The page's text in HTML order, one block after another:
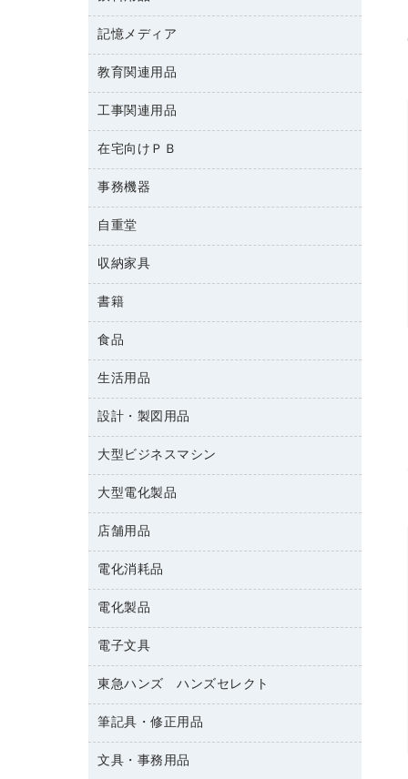
キーボード／テンキー
スマートフォン／モバイル周辺機器
セキュリティ用品
ネットワーク／ＬＡＮ機器
パソコンアクセサリー
パソコンバッグ／収納用品
マウス
マウスパッド
各種ケーブル
ファクシミリ
プロジェクタ
メモリーカード
カードケース
クリップボード
クリヤーブック（差替式）
クリヤーホルダー
コンピュータ用ファイル
ファイルボックス
フォルダー
フラットファイル
リングファイル
レターファイル
持ち出しファイル
統一伝票用ファイル
背幅が伸びるファイル
板目表紙・綴込表紙
名刺整理用品
感染症対策用品
感染症対策用品（食品・飲料・食添製
管理医療機器
使い捨て手袋
保健用品
インスタントコーヒー
お茶備品
コーヒーメーカー・備品
ソフトドリンク
ミネラルウォーター
レギュラーコーヒー
医薬部外品
紅茶・バラエティ飲料
記憶メディア
ＣＤ－Ｒ
ＣＤ－ＲＷ
ＤＶＤ
データカートリッジ
ブルーレイディスク
メディア収納用品
教育関連用品
教育関連用品
工事関連用品
安全靴（特別販売品）
屋外用品
工事関連用品
在宅向けＰＢ
その他雑品
家具関連用品
事務機器
ＯＨＰ用品
シュレッダ
タイムカード
タイムレコーダー
ラミネータ
レーザーポインター
大型シュレッダー（共配）
自重堂
作業服・オフィスウェア
収納家具
その他収納
金庫
保管庫・書庫
書籍
パソコンソフト
雑誌
辞典
地図
食品
菓子
食品
生活用品
キッチン用品
ゴミ袋
スポーツ・レジャー用品
スリッパ・サンダル・シューズ
その他雑貨
ダストボックス
ティッシュペーパー
トイレットペーパー
ハンドソープ・石鹸
ペーパータオル
設計・製図用品
設計・製図用品
大型ビジネスマシン
プリンタ
大型電化製品
テレビ・ＡＶ機器
冷蔵庫・キッチン・調理家電
店舗用品
ＰＯＰ用品
カウンター／お会計用品
サイン・看板用品
ディスプレイ用品
レジ・ポリ袋
陳列什器
店舗運営用品
電化消耗品
アルバム
デスクライト
フィルム・カメラ用品
懐中電灯・ライト
各種テープ
電化製品
ＡＶ機器・アクセサリー
キッチン・調理家電
その他電化製品
空調・季節家電
電子文具
その他電子文具
ラベルライター
電卓
東急ハンズ ハンズセレクト
東急ハンズ
筆記具・修正用品
シャープペンシル
文具・事務用品